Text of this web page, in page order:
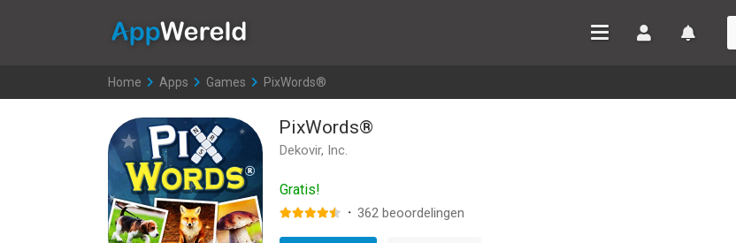
Home >
Apps >
Games >
PixWords®
PixWords®
Dekovir, Inc.
Gratis!
· 362 beoordelingen